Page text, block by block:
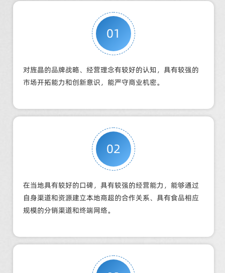
01
对旌晶的品牌战略、经营理念有较好的认知，具有较强的
市场开拓能力和创新意识，能严守商业机密。
02
在当地具有较好的口碑，具有较强的经营能力，能够通过
自身渠道和资源建立本地商超的合作关系、具有食品相应
规模的分销渠道和终端网络。